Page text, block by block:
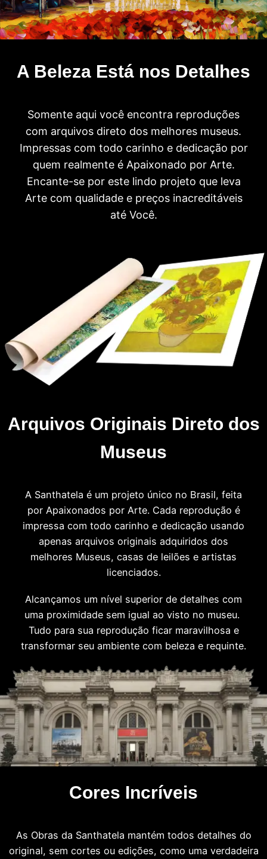
A Beleza Está nos Detalhes
Somente aqui você encontra reproduções
com arquivos direto dos melhores museus.
Impressas com todo carinho e dedicação por
quem realmente é Apaixonado por Arte.
Encante-se por este lindo projeto que leva
Arte com qualidade e preços inacreditáveis
até Você.
Arquivos Originais Direto dos
Museus
A Santhatela é um projeto único no Brasil, feita
por Apaixonados por Arte. Cada reprodução é
impressa com todo carinho e dedicação usando
apenas arquivos originais adquiridos dos
melhores Museus, casas de leilões e artistas
licenciados.
Alcançamos um nível superior de detalhes com
uma proximidade sem igual ao visto no museu.
Tudo para sua reprodução ficar maravilhosa e
transformar seu ambiente com beleza e requinte.
Cores Incríveis
As Obras da Santhatela mantém todos detalhes do
original, sem cortes ou edições, como uma verdadeira